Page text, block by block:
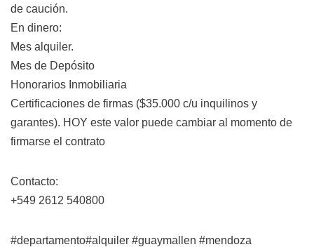
de caución.
En dinero:
Mes alquiler.
Mes de Depósito
Honorarios Inmobiliaria
Certificaciones de firmas ($35.000 c/u inquilinos y
garantes). HOY este valor puede cambiar al momento de
firmarse el contrato
Contacto:
+549 2612 540800
#departamento#alquiler #guaymallen #mendoza